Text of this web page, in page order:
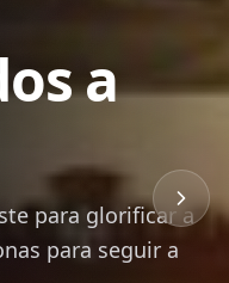
de
transforman y
vivir en Cristo.